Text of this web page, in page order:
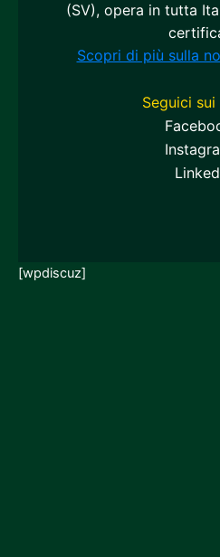
(SV), opera in tutta
Scopri di più sulla
Seguici
[wpdiscuz]